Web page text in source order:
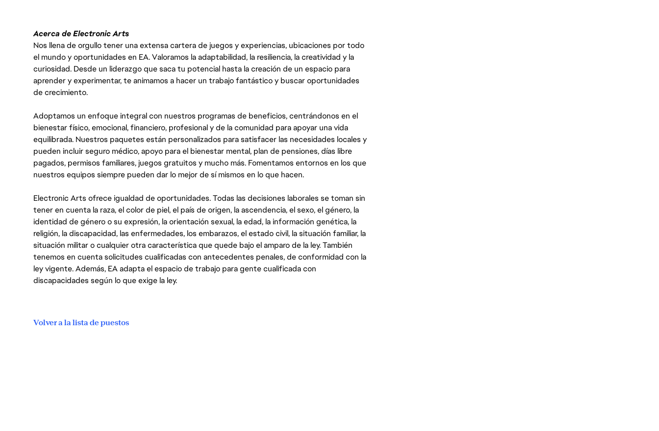
Acerca de Electronic Arts
Nos llena de orgullo tener una extensa cartera de juegos y experiencias, ubicaciones por todo
el mundo y oportunidades en EA. Valoramos la adaptabilidad, la resiliencia, la creatividad y la
curiosidad. Desde un liderazgo que saca tu potencial hasta la creación de un espacio para
aprender y experimentar, te animamos a hacer un trabajo fantástico y buscar oportunidades
de crecimiento.
Adoptamos un enfoque integral con nuestros programas de beneficios, centrándonos en el
bienestar físico, emocional, financiero, profesional y de la comunidad para apoyar una vida
equilibrada. Nuestros paquetes están personalizados para satisfacer las necesidades locales y
pueden incluir seguro médico, apoyo para el bienestar mental, plan de pensiones, días libre
pagados, permisos familiares, juegos gratuitos y mucho más. Fomentamos entornos en los que
nuestros equipos siempre pueden dar lo mejor de sí mismos en lo que hacen.
Electronic Arts ofrece igualdad de oportunidades. Todas las decisiones laborales se toman sin
tener en cuenta la raza, el color de piel, el país de origen, la ascendencia, el sexo, el género, la
identidad de género o su expresión, la orientación sexual, la edad, la información genética, la
religión, la discapacidad, las enfermedades, los embarazos, el estado civil, la situación familiar, la
situación militar o cualquier otra característica que quede bajo el amparo de la ley. También
tenemos en cuenta solicitudes cualificadas con antecedentes penales, de conformidad con la
ley vigente. Además, EA adapta el espacio de trabajo para gente cualificada con
discapacidades según lo que exige la ley.
Volver a la lista de puestos